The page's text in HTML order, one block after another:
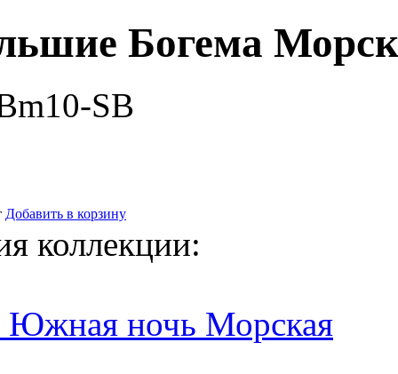
Богема
SB
Добавить в корзину
коллекции:
Южная ночь Морская